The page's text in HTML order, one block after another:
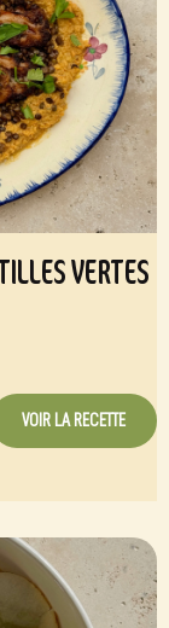
VERTES
VOIR LA RECETTE